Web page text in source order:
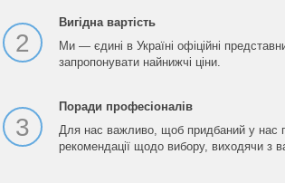
2
Вигідна вартість
Ми — єдині в Україні офіційні
запропонувати найнижчі ціни.
3
Поради професіоналів
Для нас важливо, щоб придбаний у нас
рекомендації щодо вибору, виходячи з